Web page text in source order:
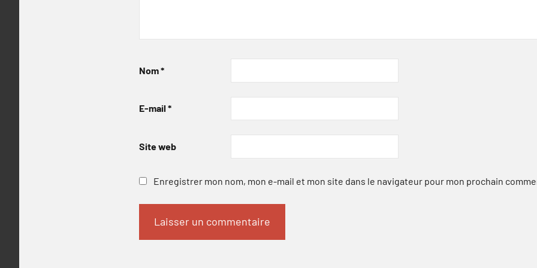
Nom*
E-mail *
Site web
Enregistrer mon nom, mon e-mail et mon site dans le navigateur pour mon prochain